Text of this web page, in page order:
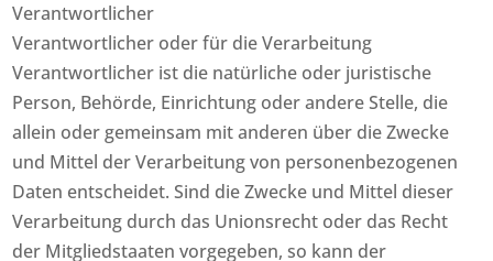
Verantwortlicher
Verantwortlicher oder für die Verarbeitung
Verantwortlicher ist die natürliche oder juristische
Person, Behörde, Einrichtung oder andere Stelle, die
allein oder gemeinsam mit anderen über die Zwecke
und Mittel der Verarbeitung von personenbezogenen
Daten entscheidet. Sind die Zwecke und Mittel dieser
Verarbeitung durch das Unionsrecht oder das Recht
der Mitgliedstaaten vorgegeben, so kann der